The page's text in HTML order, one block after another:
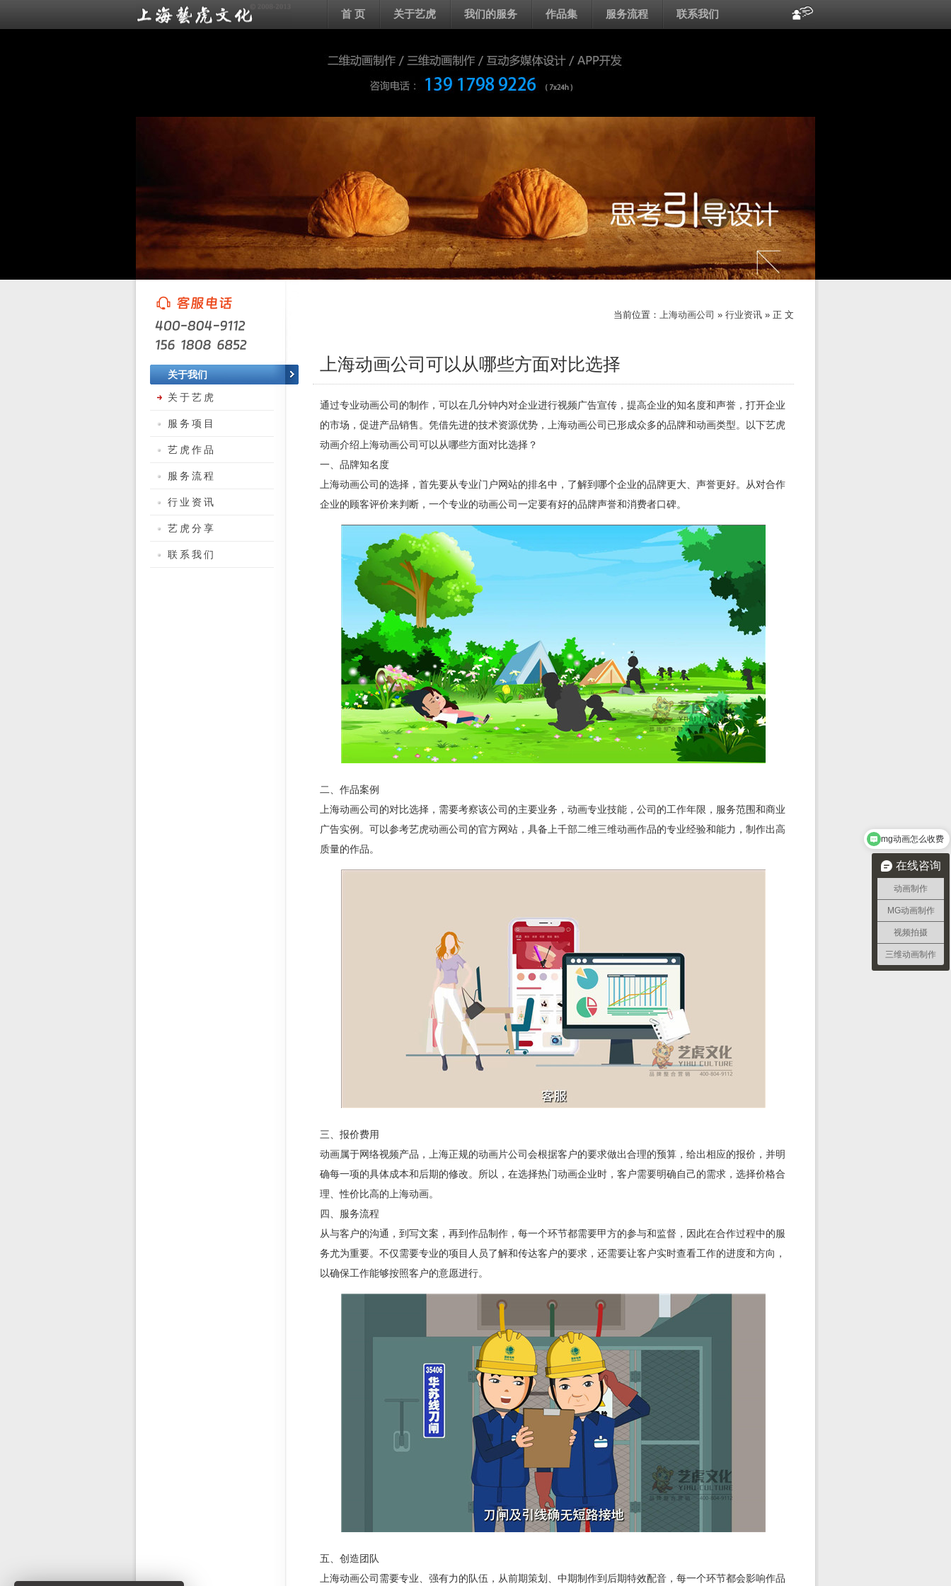
首 页 关于艺虎 我们的服务 作品集 服务流程 联系我们
当前位置： 上海动画公司 » 行业资讯 » 正 文
上海动画公司可以从哪些方面对比选择
通过专业动画公司的制作，可以在几分钟内对企业进行视频广告宣传，提高企业的知名度和声誉，打开企业
的市场，促进产品销售。凭借先进的技术资源优势，上海动画公司已形成众多的品牌和动画类型。以下艺虎
动画介绍上海动画公司可以从哪些方面对比选择？
一、品牌知名度
上海动画公司的选择，首先要从专业门户网站的排名中，了解到哪个企业的品牌更大、声誉更好。从对合作
企业的顾客评价来判断，一个专业的动画公司一定要有好的品牌声誉和消费者口碑。
二、作品案例
上海动画公司的对比选择，需要考察该公司的主要业务，动画专业技能，公司的工作年限，服务范围和商业
广告实例。可以参考艺虎动画公司的官方网站，具备上千部二维三维动画作品的专业经验和能力，制作出高
质量的作品。
三、报价费用
动画属于网络视频产品，上海正规的动画片公司会根据客户的要求做出合理的预算，给出相应的报价，并明
确每一项的具体成本和后期的修改。所以，在选择热门动画企业时，客户需要明确自己的需求，选择价格合
理、性价比高的上海动画。
四、服务流程
从与客户的沟通，到写文案，再到作品制作，每一个环节都需要甲方的参与和监督，因此在合作过程中的服
务尤为重要。不仅需要专业的项目人员了解和传达客户的要求，还需要让客户实时查看工作的进度和方向，
以确保工作能够按照客户的意愿进行。
五、创造团队
上海动画公司需要专业、强有力的队伍，从前期策划、中期制作到后期特效配音，每一个环节都会影响作品
关于我们
关于艺虎
服务项目
艺虎作品
服务流程
行业资讯
艺虎分享
联系我们
在线咨询
动画制作
MG动画制作
视频拍摄
三维动画制作
mg动画怎么收费